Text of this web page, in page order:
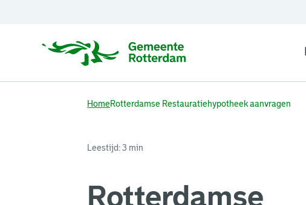
HomeRotterdamse Restauratiehypotheek aanvragen
Leestijd: 3 min
Rotterdamse